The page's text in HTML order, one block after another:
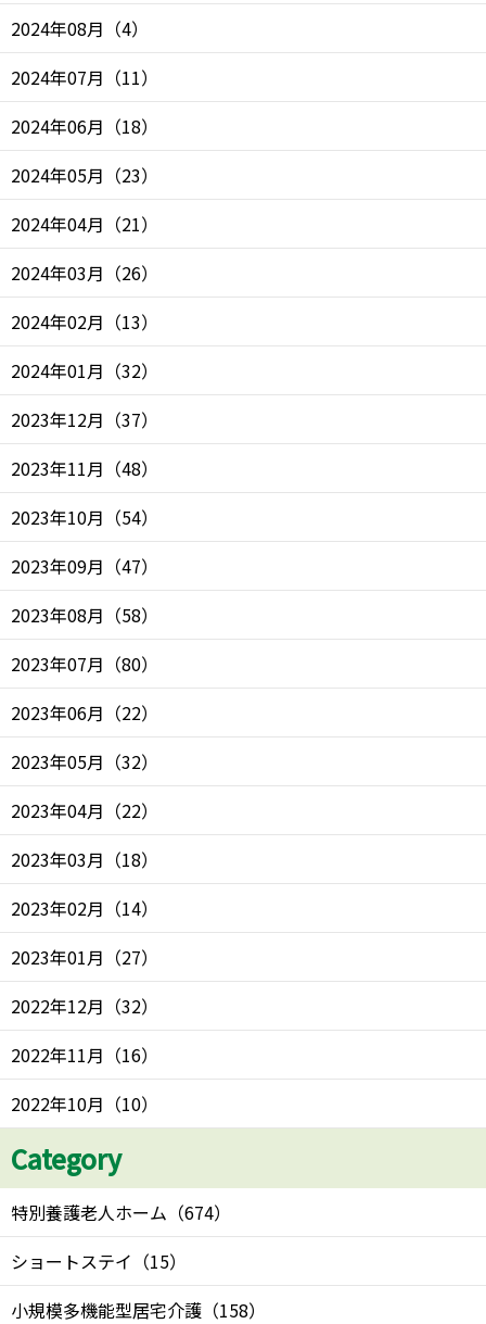
2024年08月 （4）
2024年07月 （11）
2024年06月 （18）
2024年05月 （23）
2024年04月 （21）
2024年03月 （26）
2024年02月 （13）
2024年01月 （32）
2023年12月 （37）
2023年11月 （48）
2023年10月 （54）
2023年09月 （47）
2023年08月 （58）
2023年07月 （80）
2023年06月 （22）
2023年05月 （32）
2023年04月 （22）
2023年03月 （18）
2023年02月 （14）
2023年01月 （27）
2022年12月 （32）
2022年11月 （16）
2022年10月 （10）
Category
特別養護老人ホーム （674）
ショートステイ （15）
小規模多機能型居宅介護 （158）